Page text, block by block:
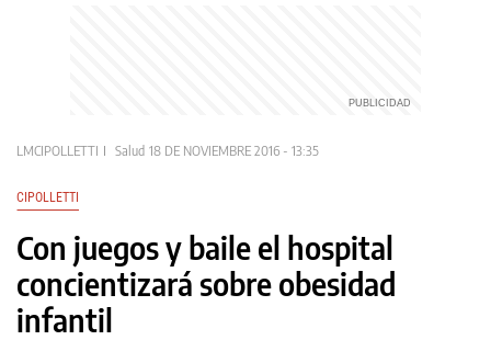
LMCIPOLLETTI Salud 18 DE NOVIEMBRE 2016 - 13:35
CIPOLLETTI
Con juegos y baile el hospital
concientizará sobre obesidad
infantil